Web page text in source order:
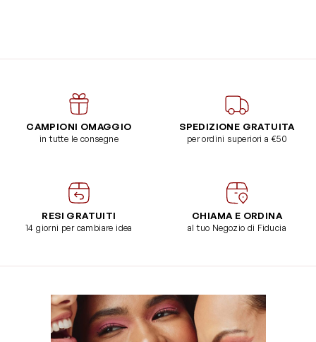
CAMPIONI OMAGGIO
in tutte le consegne
SPEDIZIONE GRATUITA
per ordini superiori a €50
RESI GRATUITI
14 giorni per cambiare idea
CHIAMA E ORDINA
al tuo Negozio di Fiducia